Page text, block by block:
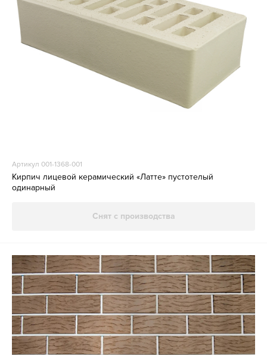
Артикул 001-1368-001
Кирпич лицевой керамический «Латте» пустотелый
одинарный
Снят с производства